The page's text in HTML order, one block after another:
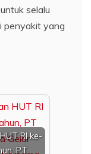
selalu
penyakit yang
RI ke-
PT